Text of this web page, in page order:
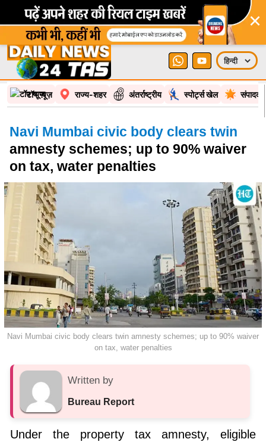
×
टॉप न्यूज़ राज्य-शहर अंतर्राष्ट्रीय स्पोर्ट्स खेल
Navi Mumbai civic body clears twin
amnesty schemes; up to 90% waiver
on tax, water penalties
Navi Mumbai civic body clears twin amnesty schemes; up to 90% waiver
on tax, water penalties
Written by
Bureau Report
Under the property tax amnesty, eligible